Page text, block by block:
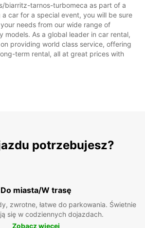
biarritz-tarnos-turbomeca as part of a
car for a special event, you will be sure
needs from our wide range of
models. As a global leader in car rental,
providing world class service, offering
term rental, all at great prices with
potrzebujesz?
Do miasta/W trasę
zwrotne, łatwe do parkowania. Świetnie
się w codziennych dojazdach.
Zobacz więcej